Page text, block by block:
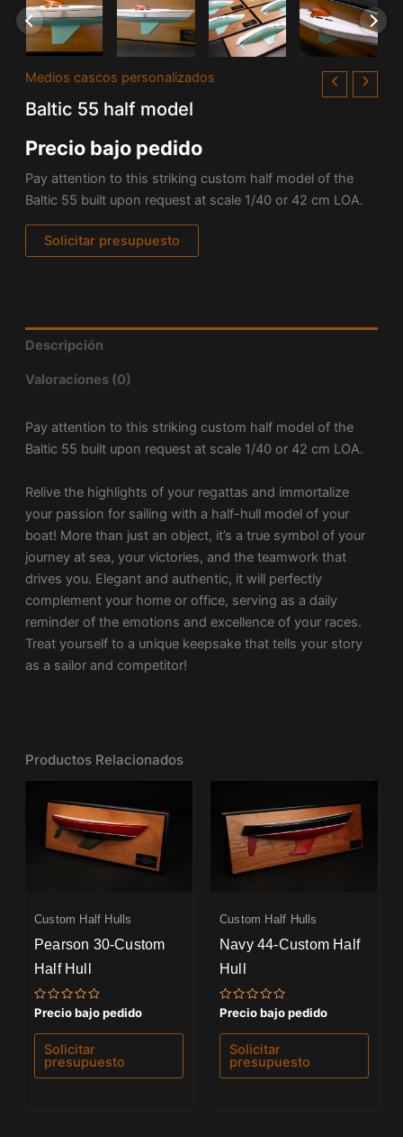
Medios cascos personalizados
Baltic 55 half model
Precio bajo pedido
Pay attention to this striking custom half model of the
Baltic 55 built upon request at scale 1/40 or 42 cm LOA.
Solicitar presupuesto
Descripción
Valoraciones (0)
Pay attention to this striking custom half model of the
Baltic 55 built upon request at scale 1/40 or 42 cm LOA.
Relive the highlights of your regattas and immortalize
your passion for sailing with a half-hull model of your
boat! More than just an object, it’s a true symbol of your
journey at sea, your victories, and the teamwork that
drives you. Elegant and authentic, it will perfectly
complement your home or office, serving as a daily
reminder of the emotions and excellence of your races.
Treat yourself to a unique keepsake that tells your story
as a sailor and competitor!
Productos Relacionados
Custom Half Hulls
Pearson 30-Custom
Half Hull
Valorado
con
0
de
Precio bajo pedido
Solicitar
presupuesto
Custom Half Hulls
Navy 44-Custom Half
Hull
Valorado
con
0
de
Precio bajo pedido
Solicitar
presupuesto